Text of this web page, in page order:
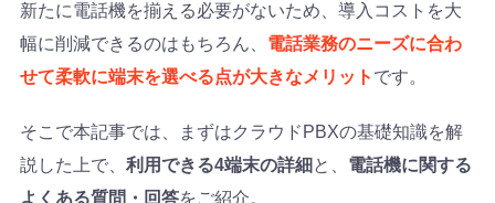
新たに電話機を揃える必要がないため、導入コストを大
幅に削減できるのはもちろん、 電話業務のニーズに合わ
せて柔軟に端末を選べる点が大きなメリット です。
そこで本記事では、まずはクラウドPBXの基礎知識を解
説した上で、 利用できる4端末の詳細 と、 電話機に関する
よくある質問・回答をご紹介。